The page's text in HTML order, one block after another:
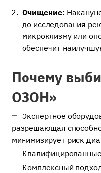
Очищение:
до исследования
микроклизму или
обеспечит
Почему
ОЗОН»
Экспертное
разрешающая
минимизирует риск
Комплексный